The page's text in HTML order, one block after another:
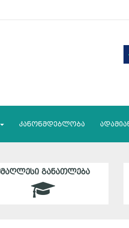
კანონმდებლობა
ᲒᲐᲜᲐᲗᲚᲔᲑᲐ